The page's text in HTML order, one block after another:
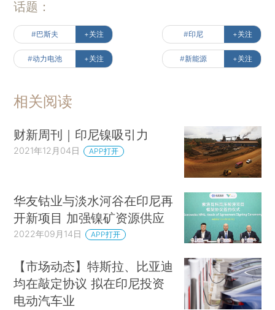
话题：
#巴斯夫 +关注 #印尼 +关注
#动力电池 +关注 #新能源 +关注
相关阅读
财新周刊｜印尼镍吸引力
2021年12月04日 APP打开
华友钴业与淡水河谷在印尼再
开新项目 加强镍矿资源供应
2022年09月14日 APP打开
【市场动态】特斯拉、比亚迪
均在敲定协议 拟在印尼投资
电动汽车业